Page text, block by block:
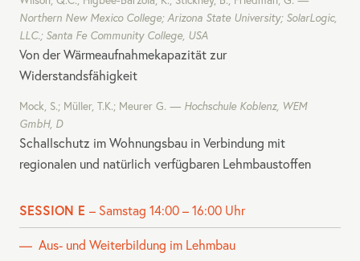
Northern New Mexico College; Arizona State University; SolarLogic,
LLC.; Santa Fe Community College, USA
Von der Wärmeaufnahmekapazität zur
Widerstandsfähigkeit
Mock, S.; Müller, T.K.; Meurer G. Hochschule Koblenz, WEM
GmbH, D
Schallschutz im Wohnungsbau in Verbindung mit
regionalen und natürlich verfügbaren Lehmbaustoffen
SESSION E – Samstag 14:00 – 16:00 Uhr
Aus- und Weiterbildung im Lehmbau